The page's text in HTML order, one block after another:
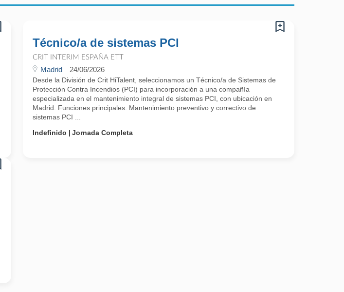
Técnico/a de sistemas PCI
CRIT INTERIM ESPAÑA ETT
Madrid 24/06/2026
Desde la División de Crit HiTalent, seleccionamos un Técnico/a de Sistemas de
Protección Contra Incendios (PCI) para incorporación a una compañía
especializada en el mantenimiento integral de sistemas PCI, con ubicación en
Madrid. Funciones principales: Mantenimiento preventivo y correctivo de
sistemas PCI ...
Indefinido
Jornada Completa